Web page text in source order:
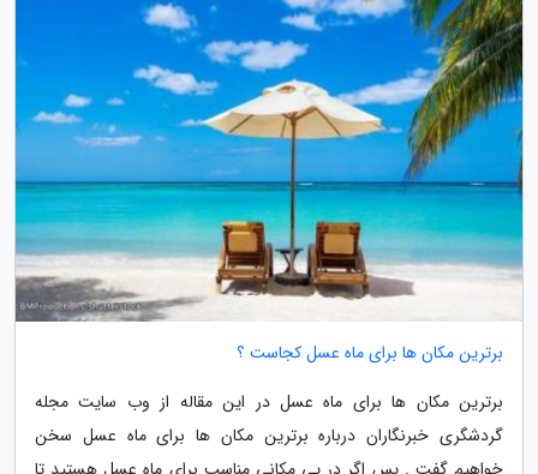
برترین مکان ها برای ماه عسل کجاست ؟
برترین مکان ها برای ماه عسل در این مقاله از وب سایت مجله
گردشگری خبرنگاران درباره برترین مکان ها برای ماه عسل سخن
خواهیم گفت . پس اگر در پی مکانی مناسب برای ماه عسل هستید تا